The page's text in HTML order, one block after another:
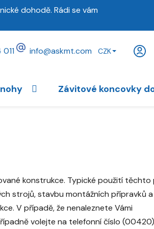
dohodě. Rádi se vám
info@askmt.com CZK
Závitové koncovky
konstrukce. Typické použití těchto
strojů, stavbu montážních přípravků
V případě, že nenaleznete Vámi
volejte na telefonní číslo